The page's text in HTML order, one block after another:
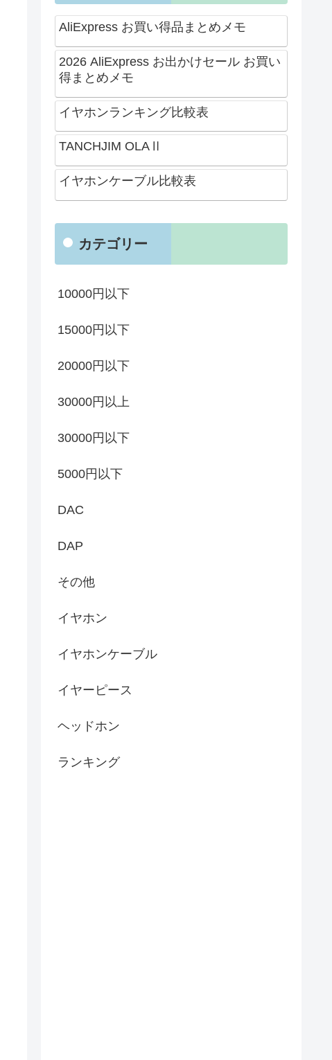
AliExpress お買い得品まとめメモ
2026 AliExpress お出かけセール お買い
得まとめメモ
イヤホンランキング比較表
TANCHJIM OLAⅡ
イヤホンケーブル比較表
カテゴリー
10000円以下
15000円以下
20000円以下
30000円以上
30000円以下
5000円以下
DAC
DAP
その他
イヤホン
イヤホンケーブル
イヤーピース
ヘッドホン
ランキング